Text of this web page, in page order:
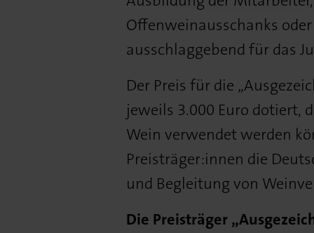
Offenweinausschanks
ausschlaggebend für das
Der Preis für die
jeweils 3.000 Euro dotiert,
Wein verwendet werden
Preisträger:innen die
und Begleitung von
Die Preisträger